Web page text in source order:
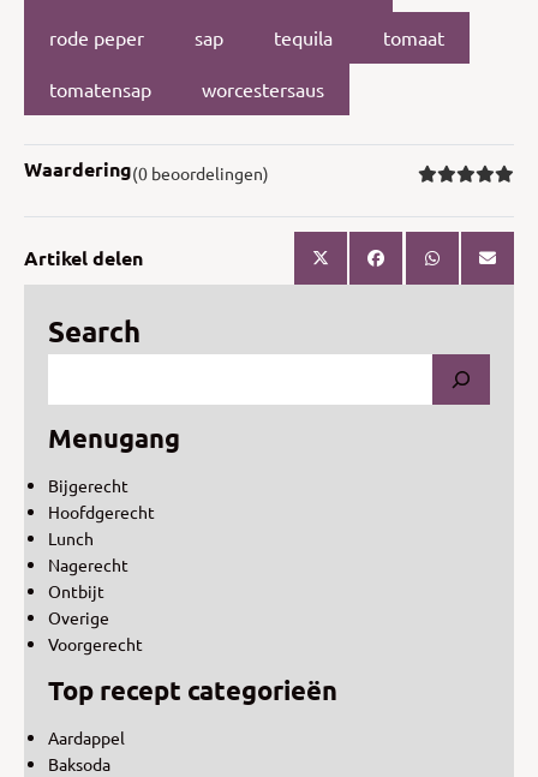
rode peper sap tequila tomaat
tomatensap worcestersaus
Waardering(0 beoordelingen)
Artikel delen
Search
Menugang
Bijgerecht
Hoofdgerecht
Lunch
Nagerecht
Ontbijt
Overige
Voorgerecht
Top recept categorieën
Aardappel
Baksoda